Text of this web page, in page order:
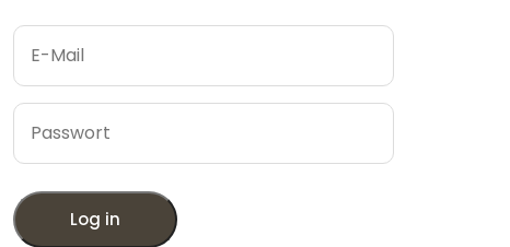
Log in